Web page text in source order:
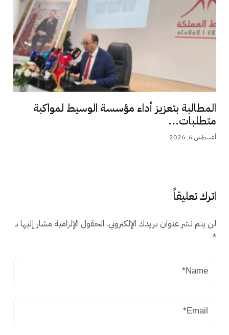
المطالبة بتعزيز أداء مؤسسة الوسيط لمواكبة
متطلبات...
أغسطس 6, 2026
اترك تعليقاً
لن يتم نشر عنوان بريدك الإلكتروني. الحقول الإلزامية مشار إليها بـ
*